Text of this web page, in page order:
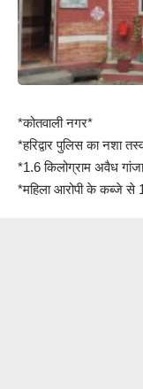
*कोतवाली नगर*
*हरिद्वार पुलिस का नशा
*1.6 किलोग्राम अवैध
*महिला आरोपी के कब्जे से